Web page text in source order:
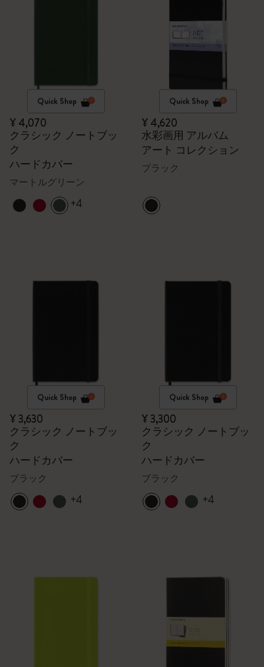
Quick Shop
¥ 4,070
クラシック ノートブッ
ク
ハードカバー
マートルグリーン
+4
Quick Shop
¥ 4,620
水彩画用 アルバム
アート コレクション
ブラック
Quick Shop
¥ 3,630
クラシック ノートブッ
ク
ハードカバー
ブラック
+4
Quick Shop
¥ 3,300
クラシック ノートブッ
ク
ハードカバー
ブラック
+4